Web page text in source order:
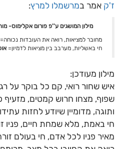
ז'ק אמר במרשמלו למרץ:
מילון המושגים ע''פ פורום אקלימוס-
מחובר למציאות, רואה את העובדות נכוחה=
חי באשליות, מערבב בין מציאות לדמיון=
מילון מעודכן:
איש שחור רואי, קם כל בוקר על
שפוף, מצחו חרוש קמטים, מזעיף
ותוגה, מדומיין שיודע לחזות
חי באמת, מלא שמחת חיים, פניו
מאיר פניו לכל אדם, חי בעולם